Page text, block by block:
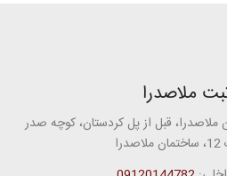
ملاصدرا
ملاصدرا، قبل از پل کردستان، کوچه صدر